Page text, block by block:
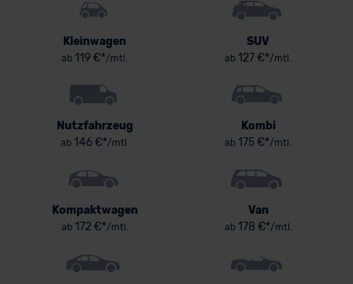
Kleinwagen
ab 119 €*/mtl.
SUV
ab 127 €*/mtl.
Nutzfahrzeug
ab146 €*/mtl.
Kombi
ab 175 €*/mtl.
Kompaktwagen
ab172 €*/mtl.
Van
ab178 €*/mtl.